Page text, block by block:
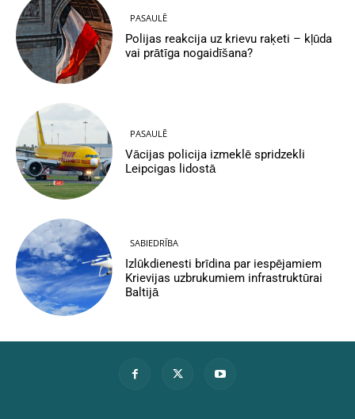
PASAULĒ
Polijas reakcija uz krievu raķeti – kļūda
vai prātīga nogaidīšana?
PASAULĒ
Vācijas policija izmeklē spridzekli
Leipcigas lidostā
SABIEDRĪBA
Izlūkdienesti brīdina par iespējamiem
Krievijas uzbrukumiem infrastruktūrai
Baltijā